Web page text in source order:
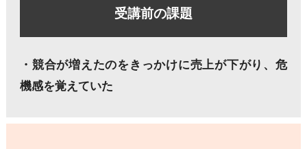
受講前の課題
・競合が増えたのをきっかけに売上が下がり、危
機感を覚えていた